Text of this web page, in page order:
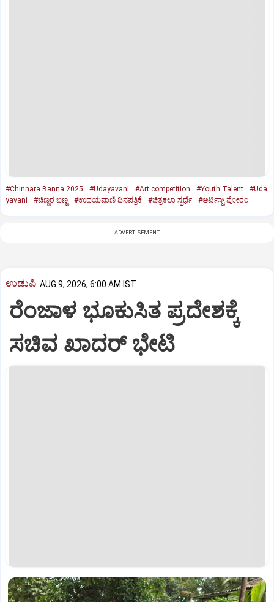
#Chinnara Banna 2025 #Udayavani #Art competition #Youth Talent
#Uda
yavani
#ಚಿಣ್ಣರ ಬಣ್ಣ #ಉದಯವಾಣಿ ದಿನಪತ್ರಿಕೆ #ಚಿತ್ರಕಲಾ ಸ್ಪರ್ಧೆ #ಆರ್ಟಿಸ್ಟ್‌ ಫೋರಂ
ADVERTISEMENT
ಉಡುಪಿ AUG 9, 2026, 6:00 AM IST
ರೆಂಜಾಳ ಭೂಕುಸಿತ ಪ್ರದೇಶಕ್ಕೆ
ಸಚಿವ ಖಾದರ್‌ ಭೇಟಿ